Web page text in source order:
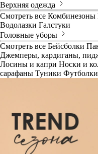
Верхняя одежда
Смотреть все Комбинезоны
Водолазки Галстуки
Головные уборы
Смотреть все Бейсболки
Джемперы, кардиганы,
Лосины и капри Носки и
сарафаны Туники